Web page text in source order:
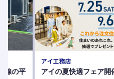
アイ工務店
アイの夏快適フェア開催！